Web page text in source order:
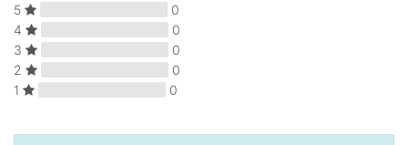
5
0
4
0
3
0
2
0
1
0